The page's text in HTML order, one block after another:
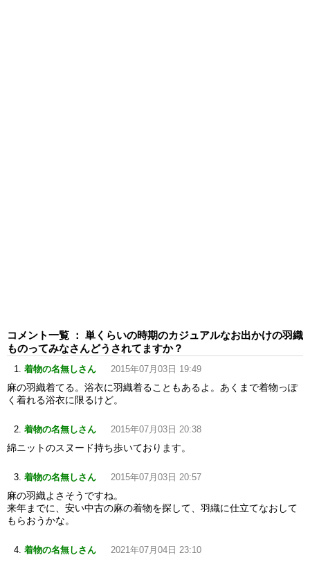
コメント一覧 ： 単くらいの時期のカジュアルなお出かけの羽織
ものってみなさんどうされてますか？
着物の名無しさん 2015年07月03日 19:49
麻の羽織着てる。浴衣に羽織着ることもあるよ。あくまで着物っぽ
く着れる浴衣に限るけど。
着物の名無しさん 2015年07月03日 20:38
綿ニットのスヌード持ち歩いております。
着物の名無しさん 2015年07月03日 20:57
麻の羽織よさそうですね。
来年までに、安い中古の麻の着物を探して、羽織に仕立てなおして
もらおうかな。
着物の名無しさん 2021年07月04日 23:10